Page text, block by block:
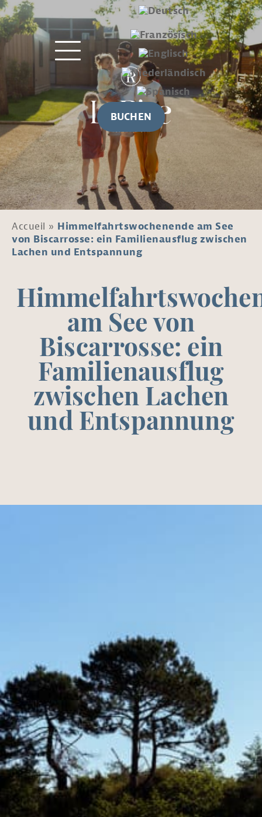
BUCHEN
Accueil » Himmelfahrtswochenende am See
von Biscarrosse: ein Familienausflug zwischen
Lachen und Entspannung
am See von
Biscarrosse: ein
Familienausflug
zwischen Lachen
und Entspannung